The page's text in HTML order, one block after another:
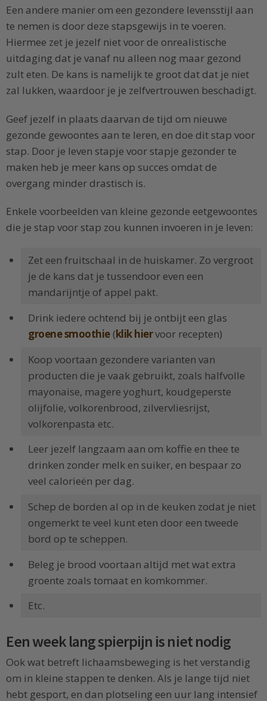
Een andere manier om een gezondere levensstijl aan
te nemen is door deze stapsgewijs in te voeren.
Hiermee zet je jezelf niet voor de onrealistische
uitdaging dat je vanaf nu alleen nog maar gezond
zult eten. De kans is namelijk te groot dat dat je niet
zal lukken, waardoor je je zelfvertrouwen beschadigt.
Geef jezelf in plaats daarvan de tijd om nieuwe
gezonde gewoontes aan te leren, en doe dit stap voor
stap. Door je leven stapje voor stapje gezonder te
maken heb je meer kans op succes omdat de
overgang minder drastisch is.
Enkele voorbeelden van kleine gezonde eetgewoontes
die je stap voor stap zou kunnen invoeren in je leven:
Zet een fruitschaal in de huiskamer. Zo vergroot
je de kans dat je tussendoor even een
mandarijntje of appel pakt.
Drink iedere ochtend bij je ontbijt een glas
groene smoothie(klik hiervoor recepten)
Koop voortaan gezondere varianten van
producten die je vaak gebruikt, zoals halfvolle
mayonaise, magere yoghurt, koudgeperste
olijfolie, volkorenbrood, zilvervliesrijst,
volkorenpasta etc.
Leer jezelf langzaam aan om koffie en thee te
drinken zonder melk en suiker, en bespaar zo
veel calorieën per dag.
Schep de borden al op in de keuken zodat je niet
ongemerkt te veel kunt eten door een tweede
bord op te scheppen.
Beleg je brood voortaan altijd met wat extra
groente zoals tomaat en komkommer.
Etc.
Een week lang spierpijn is niet nodig
Ook wat betreft lichaamsbeweging is het verstandig
om in kleine stappen te denken. Als je lange tijd niet
hebt gesport, en dan plotseling een uur lang intensief